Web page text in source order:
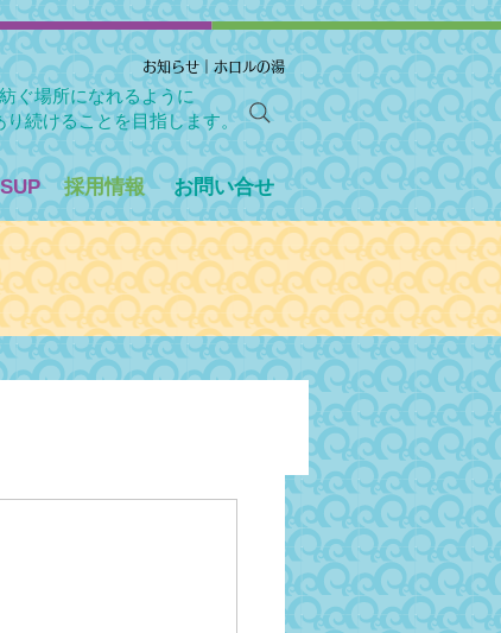
ぐ場所になれるように
続けることを目指します。
採用情報 お問い合せ
お知らせ｜ホロルの湯